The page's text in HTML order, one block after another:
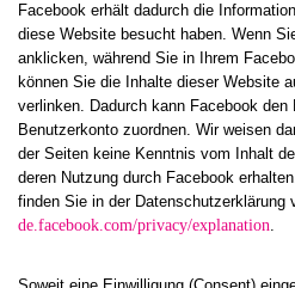
Facebook erhält dadurch die
diese Website besucht haben. Wenn
anklicken, während Sie in Ihrem
können Sie die Inhalte dieser Website
verlinken. Dadurch kann Facebook
Benutzerkonto zuordnen. Wir weisen
der Seiten keine Kenntnis vom Inhalt
deren Nutzung durch Facebook
finden Sie in der Datenschutzerklärung
de.facebook.com/privacy/explanation.